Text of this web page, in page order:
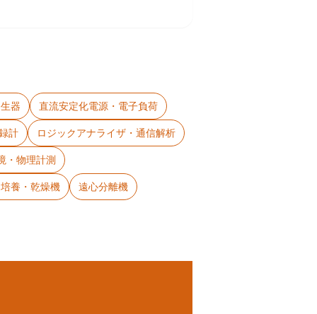
器
直流安定化電源・電子負荷
計
ロジックアナライザ・通信解析
・物理計測
養・乾燥機
遠心分離機